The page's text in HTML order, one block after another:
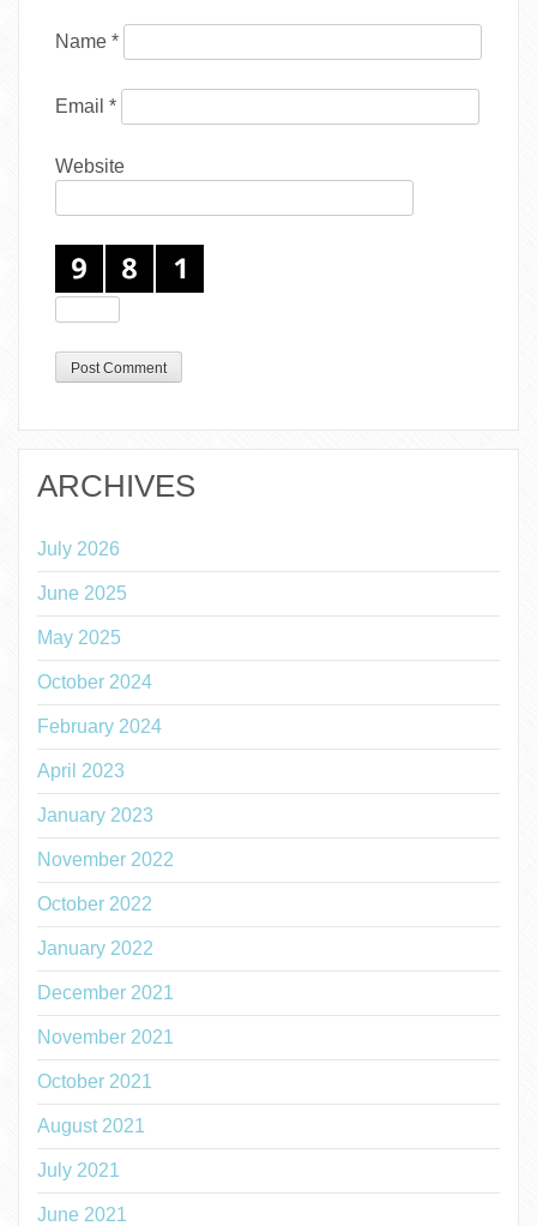
Name *
Email *
Website
ARCHIVES
July 2026
June 2025
May 2025
October 2024
February 2024
April 2023
January 2023
November 2022
October 2022
January 2022
December 2021
November 2021
October 2021
August 2021
July 2021
June 2021